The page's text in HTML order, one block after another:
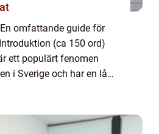
omfattande guide för
(ca 150 ord)
ett populärt fenomen
i Sverige och har en lång